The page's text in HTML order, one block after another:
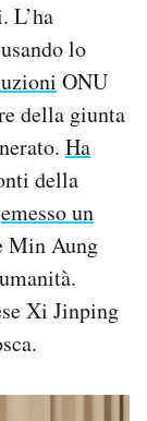
L’ha
lo
ONU
della giunta
Ha
della
emesso un
Min Aung
Xi Jinping